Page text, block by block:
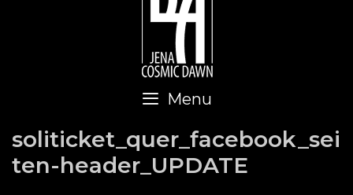
Menu
soliticket_quer_facebook_sei
ten-header_UPDATE